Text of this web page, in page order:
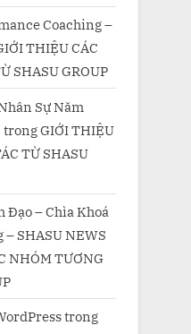
Coaching –
THIỆU CÁC
SHASU GROUP
Sự Năm
trongGIỚI THIỆU
TỪ SHASU
Đạo – Chìa Khoá
SHASU NEWS
NHÓM TƯƠNG
trong